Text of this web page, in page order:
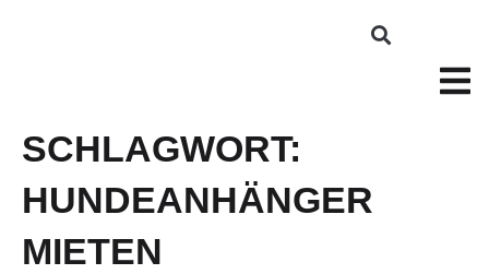
SCHLAGWORT:
HUNDEANHÄNGER
MIETEN